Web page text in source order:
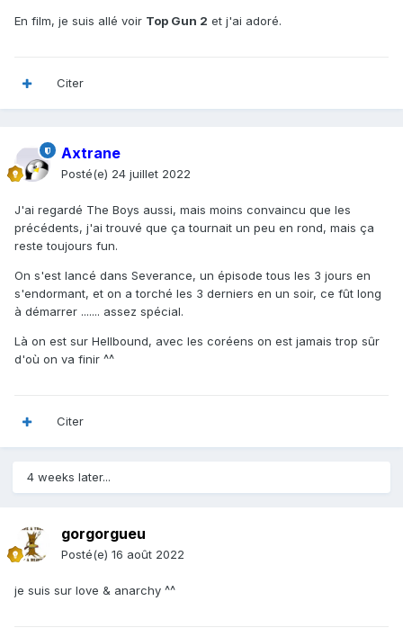
En film, je suis allé voir Top Gun 2 et j'ai adoré.
Citer
Axtrane
Posté(e) 24 juillet 2022
J'ai regardé The Boys aussi, mais moins convaincu que les
précédents, j'ai trouvé que ça tournait un peu en rond, mais ça
reste toujours fun.
On s'est lancé dans Severance, un épisode tous les 3 jours en
s'endormant, et on a torché les 3 derniers en un soir, ce fût long
à démarrer ....... assez spécial.
Là on est sur Hellbound, avec les coréens on est jamais trop sûr
d'où on va finir ^^
Citer
4 weeks later...
gorgorgueu
Posté(e) 16 août 2022
je suis sur love & anarchy ^^